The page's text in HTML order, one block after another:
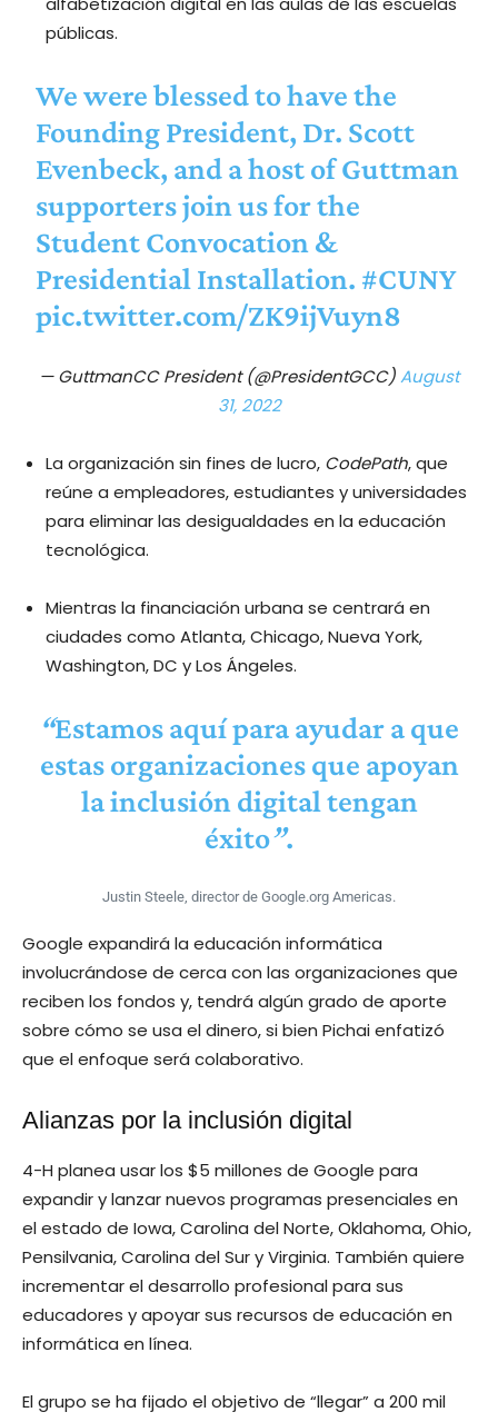
públicas.
We were blessed to have the
Founding President, Dr. Scott
Evenbeck, and a host of Guttman
supporters join us for the
Student Convocation &
Presidential Installation. #CUNY
pic.twitter.com/ZK9ijVuyn8
— GuttmanCC President (@PresidentGCC)August
31, 2022
La organización sin fines de lucro, CodePath, que
reúne a empleadores, estudiantes y universidades
para eliminar las desigualdades en la educación
tecnológica.
Mientras la financiación urbana se centrará en
ciudades como Atlanta, Chicago, Nueva York,
Washington, DC y Los Ángeles.
“Estamos aquí para ayudar a que
estas organizaciones que apoyan
la inclusión digital tengan
éxito”.
Justin Steele, director de Google.org Americas.
Google expandirá la educación informática
involucrándose de cerca con las organizaciones que
reciben los fondos y, tendrá algún grado de aporte
sobre cómo se usa el dinero, si bien Pichai enfatizó
que el enfoque será colaborativo.
Alianzas por la inclusión digital
4-H planea usar los $5 millones de Google para
expandir y lanzar nuevos programas presenciales en
el estado de Iowa, Carolina del Norte, Oklahoma, Ohio,
Pensilvania, Carolina del Sur y Virginia. También quiere
incrementar el desarrollo profesional para sus
educadores y apoyar sus recursos de educación en
informática en línea.
El grupo se ha fijado el objetivo de “llegar” a 200 mil